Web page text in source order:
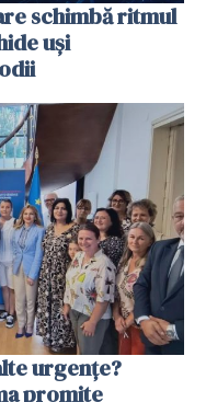
schimbă ritmul
uși
urgențe?
promite